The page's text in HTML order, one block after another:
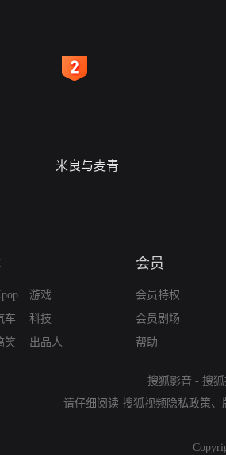
米良与麦青
车
笑
游戏
科技
出品人
会员
会员特权
会员剧场
帮助
搜狐影音 - 搜
请仔细阅读 搜狐视频隐私政策、